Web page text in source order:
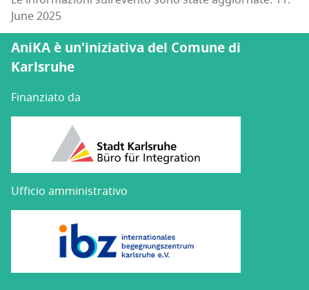
June 2025
AniKA è un'iniziativa del Comune di
Karlsruhe
Finanziato da
Ufficio amministrativo